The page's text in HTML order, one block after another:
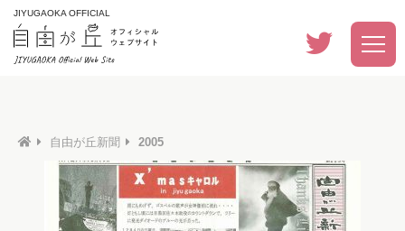
JIYUGAOKA OFFICIAL
自由が丘新聞 2005